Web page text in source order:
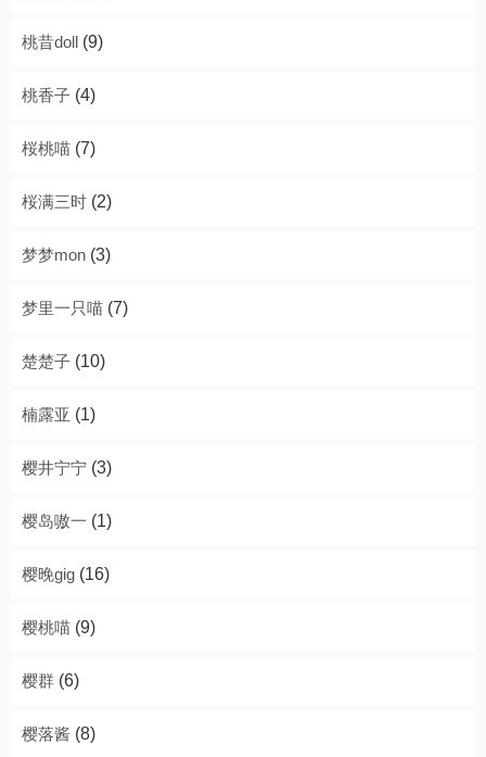
桃昔doll (9)
桃香子 (4)
桜桃喵 (7)
桜满三时 (2)
梦梦mon (3)
梦里一只喵 (7)
楚楚子 (10)
楠露亚 (1)
樱井宁宁 (3)
樱岛嗷一 (1)
樱晚gig (16)
樱桃喵 (9)
樱群 (6)
樱落酱 (8)